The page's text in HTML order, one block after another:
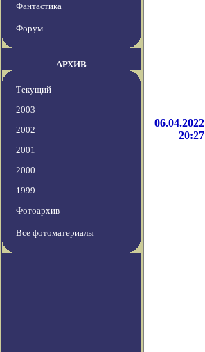
Фантастика
Форум
АРХИВ
Текущий
2003
2002
2001
2000
1999
Фотоархив
Все фотоматериалы
06.04.2022
20:27